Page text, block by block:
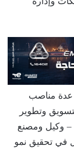
عدة مناصب
وتطوير
– وكيل ومصنع
تحقيق نمو